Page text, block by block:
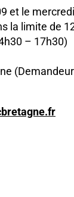
et le
la limite de
– 17h30)